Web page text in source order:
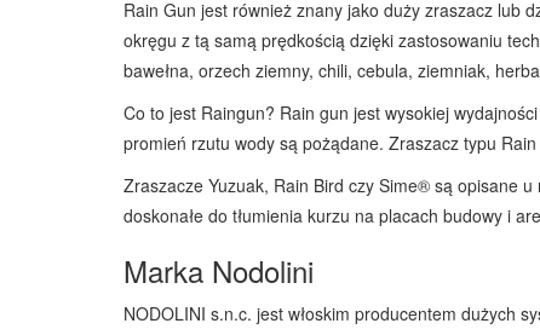
Rain Gun jest również znany jako duży zraszacz lub
okręgu z tą samą prędkością dzięki zastosowaniu
bawełna, orzech ziemny, chili, cebula, ziemniak,
Co to jest Raingun? Rain gun jest wysokiej
promień rzutu wody są pożądane. Zraszacz typu
Zraszacze Yuzuak, Rain Bird czy Sime® są opisane
doskonałe do tłumienia kurzu na placach budowy i
Marka Nodolini
NODOLINI s.n.c. jest włoskim producentem dużych